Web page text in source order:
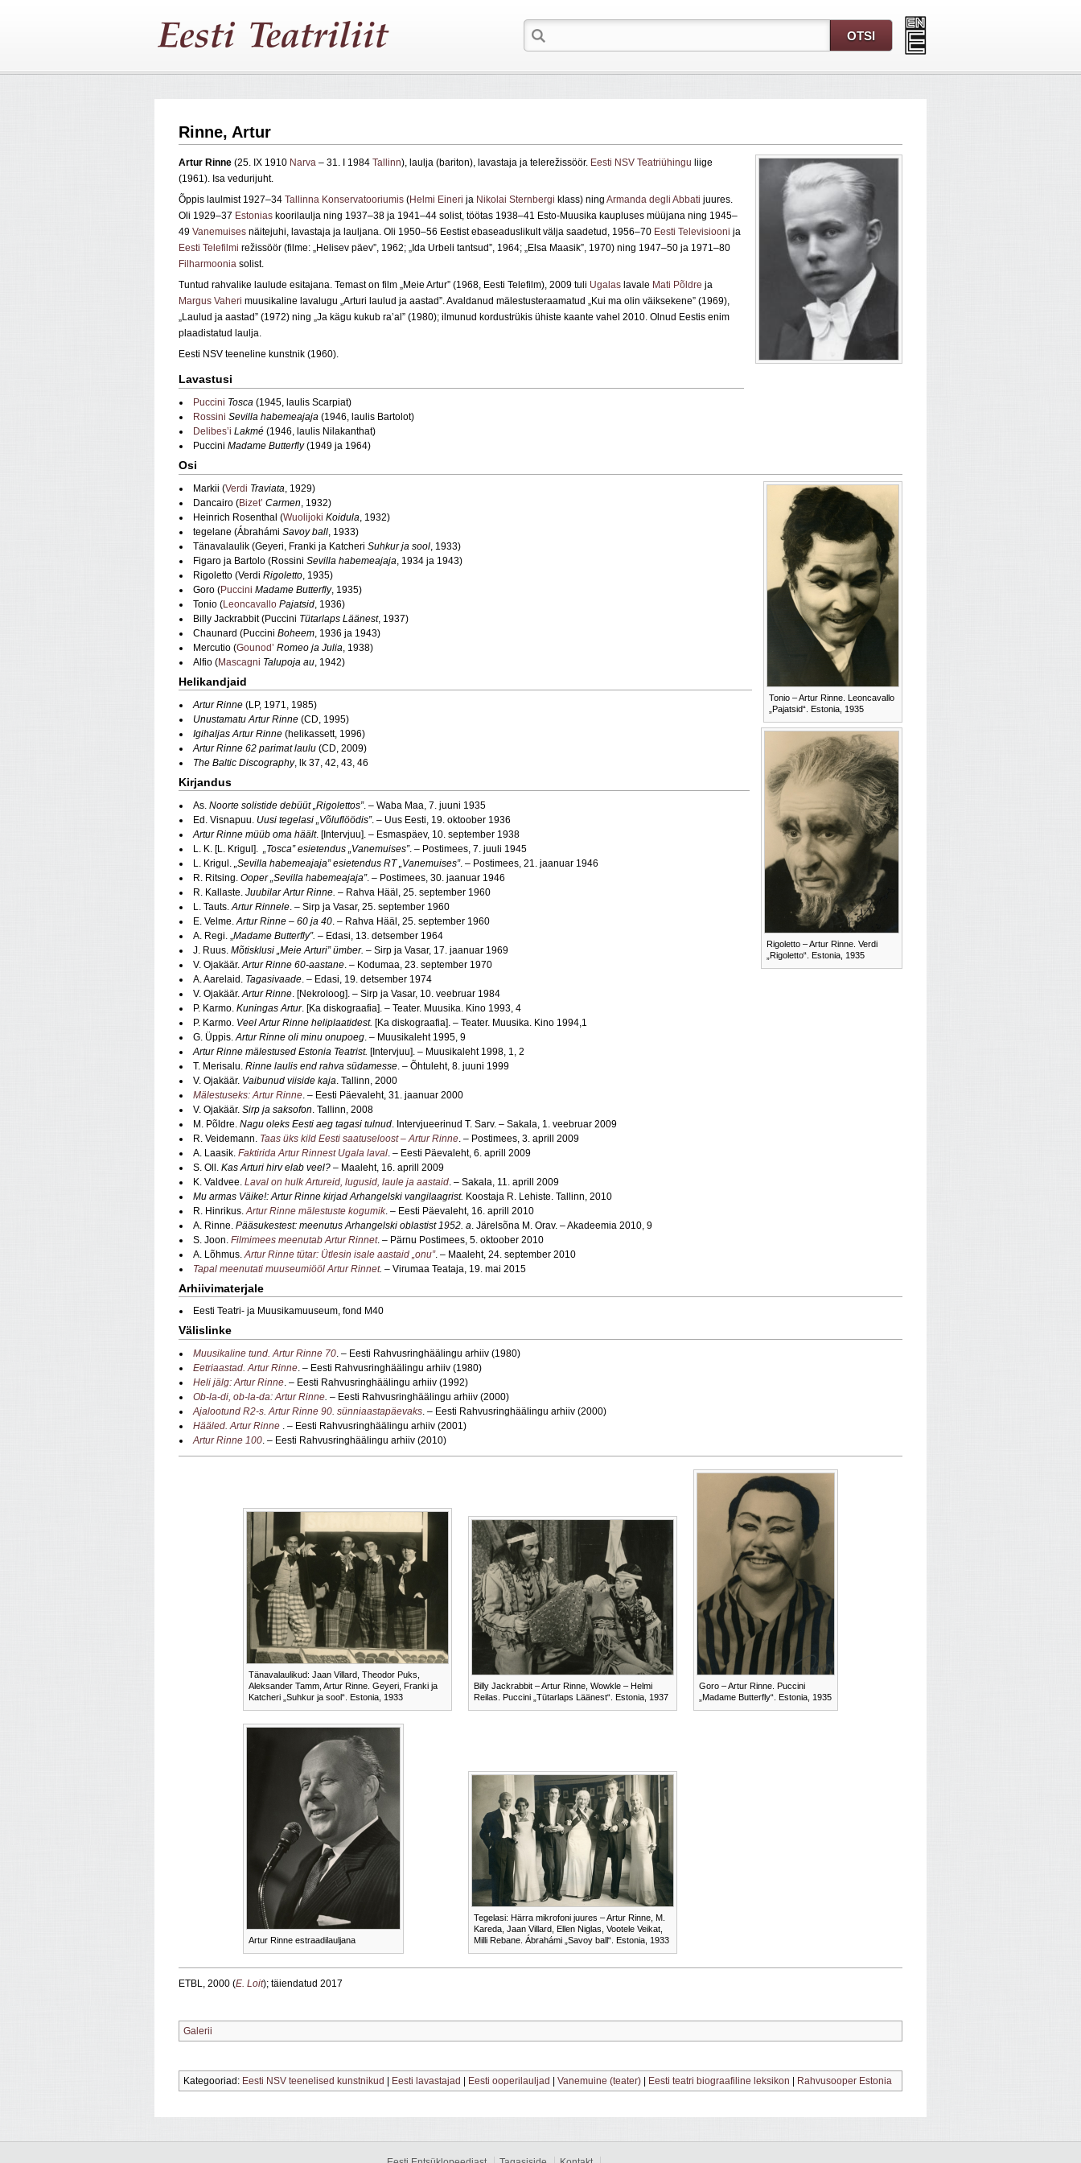
Rinne, Artur
Artur Rinne (25. IX 1910 Narva – 31. I 1984 Tallinn), laulja (bariton), lavastaja ja telerežissöör. Eesti NSV Teatriühingu liige
(1961). Isa vedurijuht.
Õppis laulmist 1927–34 Tallinna Konservatooriumis (Helmi Eineri ja Nikolai Sternbergi klass) ning Armanda degli Abbati juures.
Oli 1929–37 Estonias koorilaulja ning 1937–38 ja 1941–44 solist, töötas 1938–41 Esto‑Muusika kaupluses müüjana ning 1945–
49 Vanemuises näitejuhi, lavastaja ja lauljana. Oli 1950–56 Eestist ebaseaduslikult välja saadetud, 1956–70 Eesti Televisiooni ja
Eesti Telefilmi režissöör (filme: „Helisev päev”, 1962; „Ida Urbeli tantsud”, 1964; „Elsa Maasik”, 1970) ning 1947–50 ja 1971–80
Filharmoonia solist.
Tuntud rahvalike laulude esitajana. Temast on film „Meie Artur” (1968, Eesti Telefilm), 2009 tuli Ugalas lavale Mati Põldre ja
Margus Vaheri muusikaline lavalugu „Arturi laulud ja aastad”. Avaldanud mälestusteraamatud „Kui ma olin väiksekene” (1969),
„Laulud ja aastad” (1972) ning „Ja kägu kukub ra’al” (1980); ilmunud kordustrükis ühiste kaante vahel 2010. Olnud Eestis enim
plaadistatud laulja.
Eesti NSV teeneline kunstnik (1960).
Lavastusi
Puccini Tosca (1945, laulis Scarpiat)
Rossini Sevilla habemeajaja (1946, laulis Bartolot)
Delibes’i Lakmé (1946, laulis Nilakanthat)
Puccini Madame Butterfly(1949 ja 1964)
Osi
Tonio – Artur Rinne. Leoncavallo
„Pajatsid“. Estonia, 1935
Rigoletto – Artur Rinne. Verdi
„Rigoletto“. Estonia, 1935
Markii (Verdi Traviata, 1929)
Dancairo (Bizet’ Carmen, 1932)
Heinrich Rosenthal (Wuolijoki Koidula, 1932)
tegelane (Ábrahámi Savoy ball, 1933)
Tänavalaulik (Geyeri, Franki ja Katcheri Suhkur ja sool, 1933)
Figaro ja Bartolo (Rossini Sevilla habemeajaja, 1934 ja 1943)
Rigoletto (Verdi Rigoletto, 1935)
Goro (Puccini Madame Butterfly, 1935)
Tonio (Leoncavallo Pajatsid, 1936)
Billy Jackrabbit (Puccini Tütarlaps Läänest, 1937)
Chaunard (Puccini Boheem, 1936 ja 1943)
Mercutio (Gounod’ Romeo ja Julia, 1938)
Alfio (Mascagni Talupoja au, 1942)
Helikandjaid
Artur Rinne (LP, 1971, 1985)
Unustamatu Artur Rinne (CD, 1995)
Igihaljas Artur Rinne (helikassett, 1996)
Artur Rinne 62 parimat laulu (CD, 2009)
The Baltic Discography, lk 37, 42, 43, 46
Kirjandus
As. Noorte solistide debüüt „Rigolettos”. – Waba Maa, 7. juuni 1935
Ed. Visnapuu. Uusi tegelasi „Võluflöödis”. – Uus Eesti, 19. oktoober 1936
Artur Rinne müüb oma häält. [Intervjuu]. – Esmaspäev, 10. september 1938
L. K. [L. Krigul].
„Tosca” esietendus „Vanemuises”. – Postimees, 7. juuli 1945
L. Krigul.
„Sevilla habemeajaja” esietendus RT „Vanemuises”. – Postimees, 21. jaanuar 1946
R. Ritsing. Ooper „Sevilla habemeajaja”. – Postimees, 30. jaanuar 1946
R. Kallaste. Juubilar Artur Rinne. – Rahva Hääl, 25. september 1960
L. Tauts. Artur Rinnele . – Sirp ja Vasar, 25. september 1960
E. Velme. Artur Rinne – 60 ja 40 . – Rahva Hääl, 25. september 1960
A. Regi. „ Madame Butterfly”. – Edasi, 13. detsember 1964
J. Ruus. Mõtisklusi „Meie Arturi” ümber. – Sirp ja Vasar, 17. jaanuar 1969
V. Ojakäär. Artur Rinne 60-aastane . – Kodumaa, 23. september 1970
A. Aarelaid. Tagasivaade . – Edasi, 19. detsember 1974
V. Ojakäär. Artur Rinne . [Nekroloog]. – Sirp ja Vasar, 10. veebruar 1984
P. Karmo. Kuningas Artur. [Ka diskograafia]. – Teater. Muusika. Kino 1993, 4
P. Karmo. Veel Artur Rinne heliplaatidest. [Ka diskograafia]. – Teater. Muusika. Kino 1994,1
G. Üppis. Artur Rinne oli minu onupoeg . – Muusikaleht 1995, 9
Artur Rinne mälestused Estonia Teatrist. [Intervjuu]. – Muusikaleht 1998, 1, 2
T. Merisalu. Rinne laulis end rahva südamesse . – Õhtuleht, 8. juuni 1999
V. Ojakäär. Vaibunud viiside kaja . Tallinn, 2000
Mälestuseks: Artur Rinne . – Eesti Päevaleht, 31. jaanuar 2000
V. Ojakäär. Sirp ja saksofon . Tallinn, 2008
M. Põldre. Nagu oleks Eesti aeg tagasi tulnud . Intervjueerinud T. Sarv. – Sakala, 1. veebruar 2009
R. Veidemann. Taas üks kild Eesti saatuseloost – Artur Rinne . – Postimees, 3. aprill 2009
A. Laasik. Faktirida Artur Rinnest Ugala laval . – Eesti Päevaleht, 6. aprill 2009
S. Oll. Kas Arturi hirv elab veel? – Maaleht, 16. aprill 2009
K. Valdvee. Laval on hulk Artureid, lugusid, laule ja aastaid . – Sakala, 11. aprill 2009
Mu armas Väike!: Artur Rinne kirjad Arhangelski vangilaagrist. Koostaja R. Lehiste. Tallinn, 2010
R. Hinrikus. Artur Rinne mälestuste kogumik. – Eesti Päevaleht, 16. aprill 2010
A. Rinne. Pääsukestest: meenutus Arhangelski oblastist 1952. a . Järelsõna M. Orav. – Akadeemia 2010, 9
S. Joon. Filmimees meenutab Artur Rinnet. – Pärnu Postimees, 5. oktoober 2010
A. Lõhmus. Artur Rinne tütar: Ütlesin isale aastaid „onu”. – Maaleht, 24. september 2010
Tapal meenutati muuseumiööl Artur Rinnet. – Virumaa Teataja, 19. mai 2015
Arhiivimaterjale
Eesti Teatri- ja Muusikamuuseum, fond M40
Välislinke
Muusikaline tund. Artur Rinne 70. – Eesti Rahvusringhäälingu arhiiv (1980)
Eetriaastad. Artur Rinne. – Eesti Rahvusringhäälingu arhiiv (1980)
Heli jälg: Artur Rinne. – Eesti Rahvusringhäälingu arhiiv (1992)
Ob-la-di, ob-la-da: Artur Rinne. – Eesti Rahvusringhäälingu arhiiv (2000)
Ajalootund R2-s. Artur Rinne 90. sünniaastapäevaks. – Eesti Rahvusringhäälingu arhiiv (2000)
Hääled. Artur Rinne . – Eesti Rahvusringhäälingu arhiiv (2001)
Artur Rinne 100. – Eesti Rahvusringhäälingu arhiiv (2010)
Tänavalaulikud: Jaan Villard, Theodor Puks,
Aleksander Tamm, Artur Rinne. Geyeri, Franki ja
Katcheri „Suhkur ja sool“. Estonia, 1933
Billy Jackrabbit – Artur Rinne, Wowkle – Helmi
Reilas. Puccini „Tütarlaps Läänest“. Estonia, 1937
Goro – Artur Rinne. Puccini
„Madame Butterfly“. Estonia, 1935
Artur Rinne estraadilauljana
Tegelasi: Härra mikrofoni juures – Artur Rinne, M.
Kareda, Jaan Villard, Ellen Niglas, Vootele Veikat,
Milli Rebane. Ábrahámi „Savoy ball“. Estonia, 1933
ETBL, 2000 (E. Loit); täiendatud 2017
Galerii
Kategooriad: Eesti NSV teenelised kunstnikud | Eesti lavastajad | Eesti ooperilauljad | Vanemuine (teater) | Eesti teatri biograafiline leksikon | Rahvusooper Estonia